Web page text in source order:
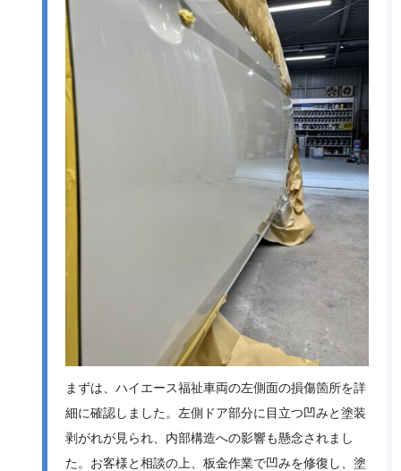
まずは、ハイエース福祉車両の左側面の損傷箇所を詳
細に確認しました。左側ドア部分に目立つ凹みと塗装
剥がれが見られ、内部構造への影響も懸念されまし
た。お客様と相談の上、板金作業で凹みを修復し、塗